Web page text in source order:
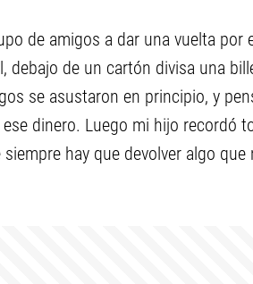
de amigos a dar una vuelta por
debajo de un cartón divisa una
se asustaron en principio, y
dinero. Luego mi hijo recordó
hay que devolver algo